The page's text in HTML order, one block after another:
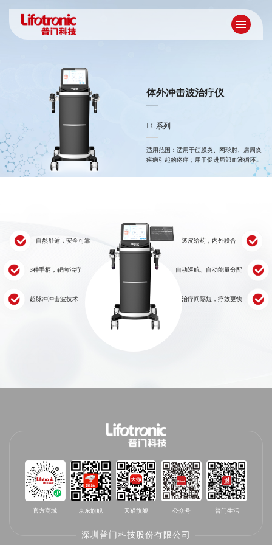
体外冲击波治疗仪
LC系列
适用范围：适用于筋膜炎、网球肘、肩周炎
疾病引起的疼痛；用于促进局部血液循环、
软化松解（包含头颈部在内的全身）瘢痕、
活化肌肉和结缔组织。
自然舒适，安全可靠 透皮给药，内外联合
3种手柄，靶向治疗 自动巡航、自动能量分配
超脉冲冲击波技术 治疗间隔短，疗效更快
官方商城 京东旗舰 天猫旗舰 公众号 普门生活
深圳普门科技股份有限公司